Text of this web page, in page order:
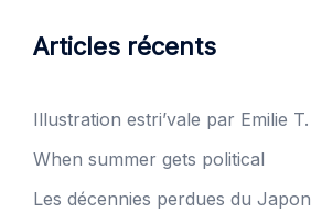
Articles récents
Illustration estri’vale par Emilie T.
When summer gets political
Les décennies perdues du Japon